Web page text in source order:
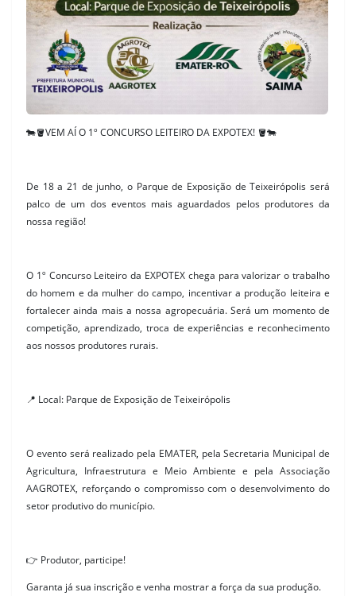
🐄🪣VEM AÍ O 1º CONCURSO LEITEIRO DA EXPOTEX! 🪣🐄
De 18 a 21 de junho, o Parque de Exposição de Teixeirópolis será
palco de um dos eventos mais aguardados pelos produtores da
nossa região!
O 1º Concurso Leiteiro da EXPOTEX chega para valorizar o trabalho
do homem e da mulher do campo, incentivar a produção leiteira e
fortalecer ainda mais a nossa agropecuária. Será um momento de
competição, aprendizado, troca de experiências e reconhecimento
aos nossos produtores rurais.
📍 Local: Parque de Exposição de Teixeirópolis
O evento será realizado pela EMATER, pela Secretaria Municipal de
Agricultura, Infraestrutura e Meio Ambiente e pela Associação
AAGROTEX, reforçando o compromisso com o desenvolvimento do
setor produtivo do município.
👉 Produtor, participe!
Garanta já sua inscrição e venha mostrar a força da sua produção.